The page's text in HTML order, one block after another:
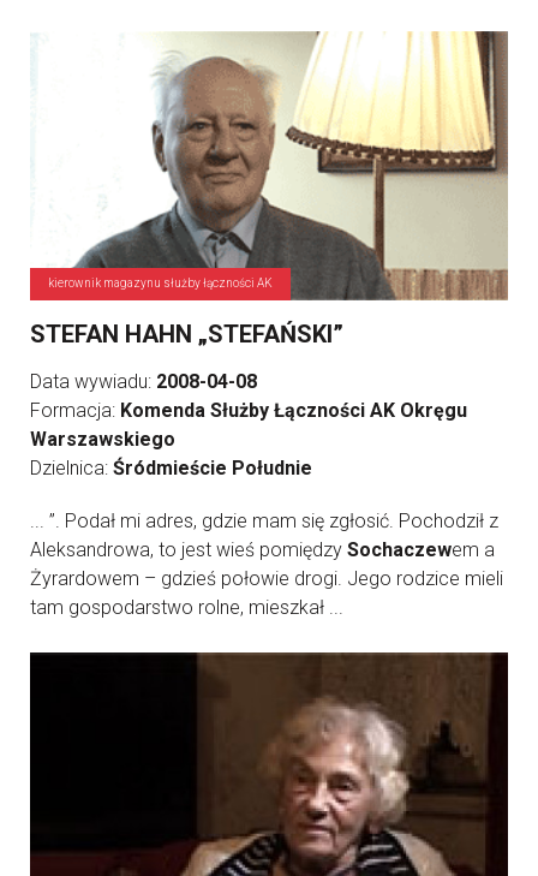
kierownik magazynu służby łączności AK
STEFAN HAHN „STEFAŃSKI”
Data wywiadu: 2008-04-08
Formacja: Komenda Służby Łączności AK Okręgu
Warszawskiego
Dzielnica: Śródmieście Południe
... ”. Podał mi adres, gdzie mam się zgłosić. Pochodził z
Aleksandrowa, to jest wieś pomiędzy Sochaczewem a
Żyrardowem – gdzieś połowie drogi. Jego rodzice mieli
tam gospodarstwo rolne, mieszkał ...